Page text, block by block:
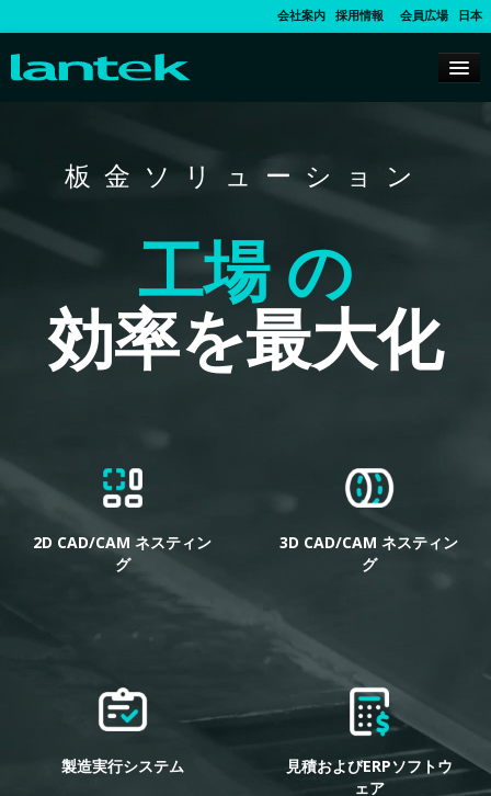
会社案内 採用情報 会員広場 日本
板金ソリューション
工場 の
効率を最大化
2D CAD/CAM ネスティン
グ
3D CAD/CAM ネスティン
グ
製造実行システム
見積およびERPソフトウ
ェア